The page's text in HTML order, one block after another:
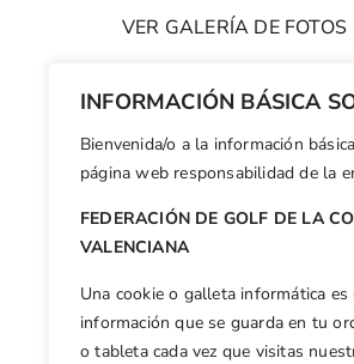
INFORMACIÓN BÁSICA
Bienvenida/o a la información
página web responsabilidad de la
FEDERACIÓN DE GOLF DE LA
VALENCIANA
Una cookie o galleta informática
información que se guarda en tu
o tableta cada vez que visitas
VER GALERÍA DE FOTOS
Facebook
X